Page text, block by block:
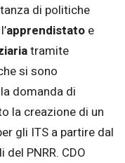
di politiche
apprendistato e
tramite
si sono
domanda di
la creazione di un
gli ITS a partire dal
PNRR. CDO